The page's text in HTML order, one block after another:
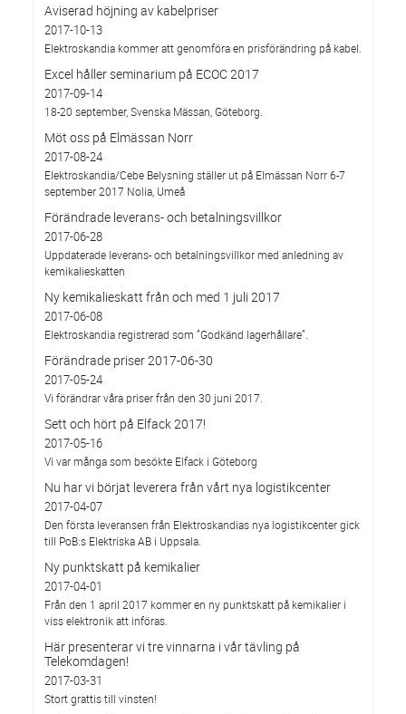
Aviserad höjning av kabelpriser
2017-10-13
Elektroskandia kommer att genomföra en prisförändring på kabel.
Excel håller seminarium på ECOC 2017
2017-09-14
18-20 september, Svenska Mässan, Göteborg.
Möt oss på Elmässan Norr
2017-08-24
Elektroskandia/Cebe Belysning ställer ut på Elmässan Norr 6-7
september 2017 Nolia, Umeå
Förändrade leverans- och betalningsvillkor
2017-06-28
Uppdaterade leverans- och betalningsvillkor med anledning av
kemikalieskatten
Ny kemikalieskatt från och med 1 juli 2017
2017-06-08
Elektroskandia registrerad som ”Godkänd lagerhållare”.
Förändrade priser 2017-06-30
2017-05-24
Vi förändrar våra priser från den 30 juni 2017.
Sett och hört på Elfack 2017!
2017-05-16
Vi var många som besökte Elfack i Göteborg
Nu har vi börjat leverera från vårt nya logistikcenter
2017-04-07
Den första leveransen från Elektroskandias nya logistikcenter gick
till PoB:s Elektriska AB i Uppsala.
Ny punktskatt på kemikalier
2017-04-01
Från den 1 april 2017 kommer en ny punktskatt på kemikalier i
viss elektronik att införas.
Här presenterar vi tre vinnarna i vår tävling på
Telekomdagen!
2017-03-31
Stort grattis till vinsten!